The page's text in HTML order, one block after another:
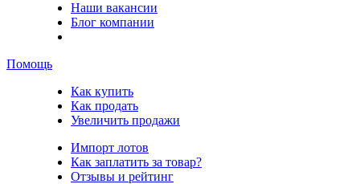
Наши вакансии
Блог компании
Помощь
Как купить
Как продать
Увеличить продажи
Импорт лотов
Как заплатить за товар?
Отзывы и рейтинг